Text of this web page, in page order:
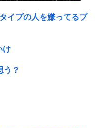
と思った瞬間、体が前にド
と突き飛ばされて…
イプの人を嫌ってるブ
け
う？